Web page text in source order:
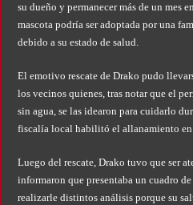
su dueño y permanecer más de un mes
mascota podría ser adoptada por una
debido a su estado de salud.
El emotivo rescate de Drako pudo
los vecinos quienes, tras notar que el
sin agua, se las idearon para cuidarlo
fiscalía local habilitó el allanamiento
Luego del rescate, Drako tuvo que ser
informaron que presentaba un cuadro
realizarle distintos análisis porque su